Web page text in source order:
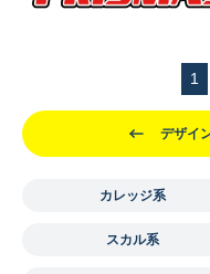
カレッジ系
スカル系
1
デザイ